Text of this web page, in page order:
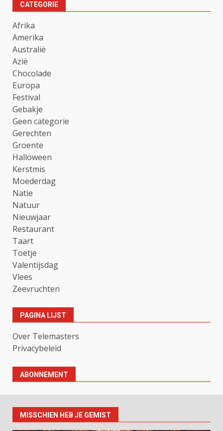
CATEGORIE
Afrika
Amerika
Australië
Azië
Chocolade
Europa
Festival
Gebakje
Geen categorie
Gerechten
Groente
Halloween
Kerstmis
Moederdag
Natie
Natuur
Nieuwjaar
Restaurant
Taart
Toetje
Valentijsdag
Vlees
Zeevruchten
PAGINA LIJST
Over Telemasters
Privacybeleid
ABONNEMENT
MISSCHIEN HEB JE GEMIST